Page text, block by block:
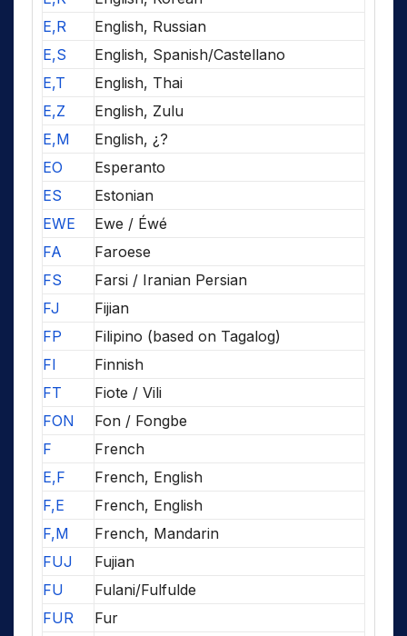
E,R
English, Russian
E,S
English, Spanish/Castellano
E,T
English, Thai
E,Z
English, Zulu
E,M
English, ¿?
EO
Esperanto
ES
Estonian
EWE
Ewe / Éwé
FA
Faroese
FS
Farsi / Iranian Persian
FJ
Fijian
FP
Filipino (based on Tagalog)
FI
Finnish
FT
Fiote / Vili
FON
Fon / Fongbe
F
French
E,F
French, English
F,E
French, English
F,M
French, Mandarin
FUJ
Fujian
FU
Fulani/Fulfulde
FUR
Fur